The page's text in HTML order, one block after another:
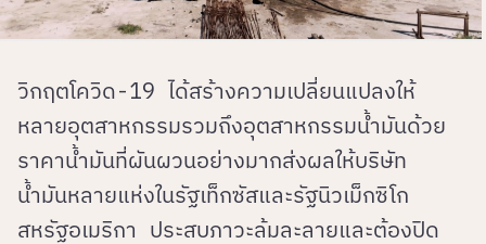
วิกฤตโควิด-19 ได้สร้างความเปลี่ยนแปลงให้
หลายอุตสาหกรรมรวมถึงอุตสาหกรรมน้ำมันด้วย
ราคาน้ำมันที่ผันผวนอย่างมากส่งผลให้บริษัท
น้ำมันหลายแห่งในรัฐเท็กซัสและรัฐนิวเม็กซิโก
สหรัฐอเมริกา ประสบภาวะล้มละลายและต้องปิด